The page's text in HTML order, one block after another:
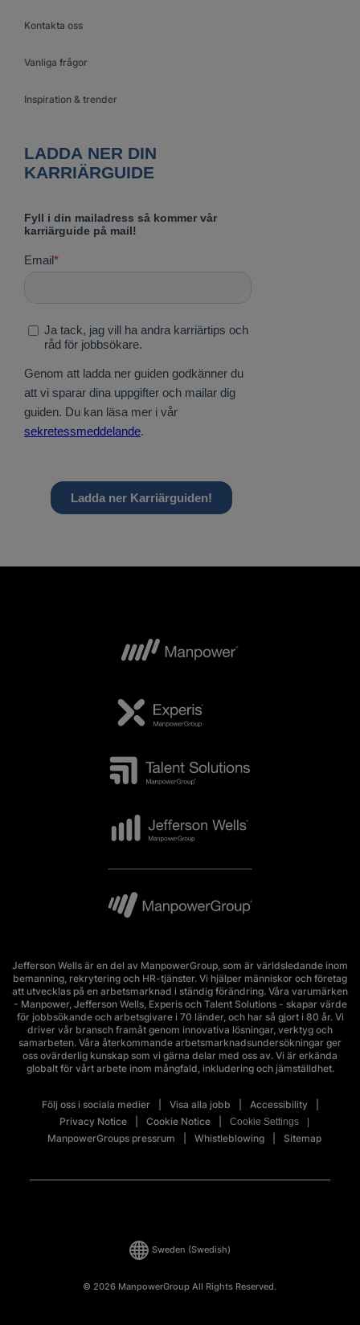
Kontakta oss
Vanliga frågor
Inspiration & trender
Jefferson Wells är en del av ManpowerGroup, som är världsledande inom
bemanning, rekrytering och HR-tjänster. Vi hjälper människor och företag
att utvecklas på en arbetsmarknad i ständig förändring. Våra varumärken
- Manpower, Jefferson Wells, Experis och Talent Solutions - skapar värde
för jobbsökande och arbetsgivare i 70 länder, och har så gjort i 80 år. Vi
driver vår bransch framåt genom innovativa lösningar, verktyg och
samarbeten. Våra återkommande arbetsmarknadsundersökningar ger
oss ovärderlig kunskap som vi gärna delar med oss av. Vi är erkända
globalt för vårt arbete inom mångfald, inkludering och jämställdhet.
Följ oss i sociala medier Visa alla jobb
Accessibility
Privacy Notice
Cookie Notice Cookie Settings
ManpowerGroups pressrum Whistleblowing Sitemap
© 2026 ManpowerGroup All Rights Reserved.
Sweden (Swedish)